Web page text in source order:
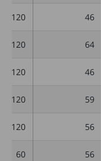
46
120
64
120
46
120
59
120
56
120
56
60